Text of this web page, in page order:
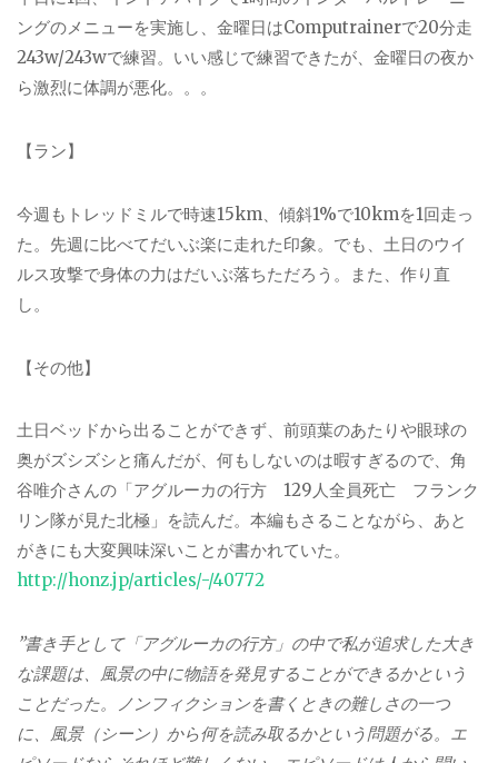
ングのメニューを実施し、金曜日はComputrainerで20分走
243w/243wで練習。いい感じで練習できたが、金曜日の夜か
ら激烈に体調が悪化。。。
【ラン】
今週もトレッドミルで時速15km、傾斜1%で10kmを1回走っ
た。先週に比べてだいぶ楽に走れた印象。でも、土日のウイ
ルス攻撃で身体の力はだいぶ落ちただろう。また、作り直
し。
【その他】
土日ベッドから出ることができず、前頭葉のあたりや眼球の
奥がズシズシと痛んだが、何もしないのは暇すぎるので、角
谷唯介さんの「アグルーカの行方 129人全員死亡 フランク
リン隊が見た北極」を読んだ。本編もさることながら、あと
がきにも大変興味深いことが書かれていた。
http://honz.jp/articles/-/40772
”書き手として「アグルーカの行方」の中で私が追求した大き
な課題は、風景の中に物語を発見することができるかという
ことだった。ノンフィクションを書くときの難しさの一つ
に、風景（シーン）から何を読み取るかという問題がる。エ